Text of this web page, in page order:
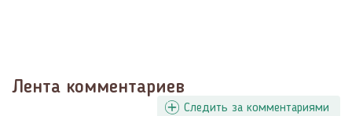
Лента комментариев
Следить за комментариями